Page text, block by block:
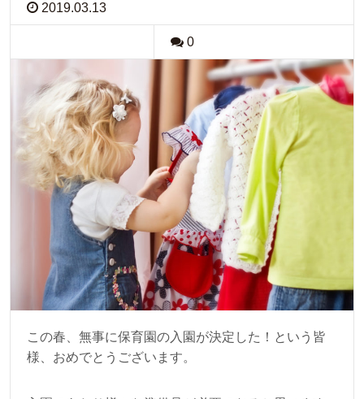
2019.03.13
0
この春、無事に保育園の入園が決定した！という皆
様、おめでとうございます。